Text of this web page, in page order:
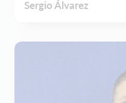
Sergio Álvarez